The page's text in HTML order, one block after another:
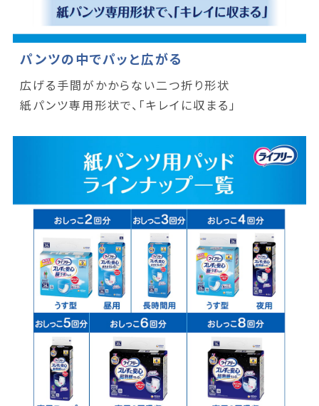
パンツの中でパッと広がる
広げる手間がかからない二つ折り形状
紙パンツ専用形状で、「キレイに収まる」